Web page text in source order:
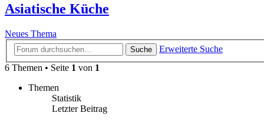
Asiatische Küche
Neues Thema
Suche
Erweiterte Suche
6 Themen • Seite 1 von 1
Themen
Statistik
Letzter Beitrag